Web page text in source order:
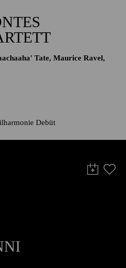
Tate, Maurice Ravel,
Debüt